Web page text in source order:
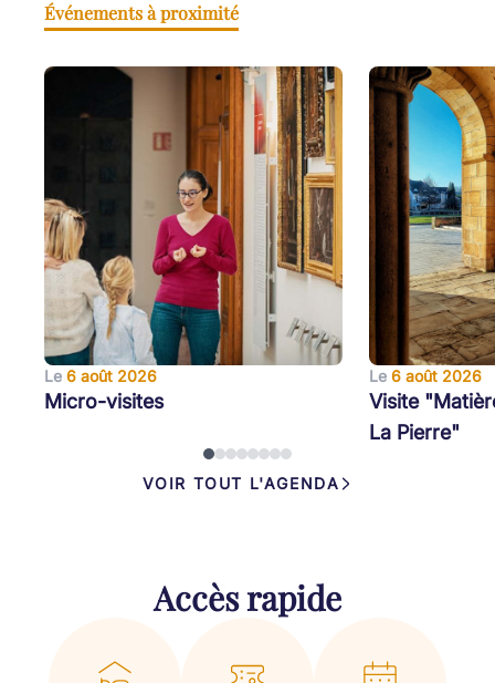
Événements à proximité
Le 6 août 2026
Micro-visites
Le 6 août 2026
Visite
La Pierre"
VOIR TOUT L'AGENDA
Accès rapide